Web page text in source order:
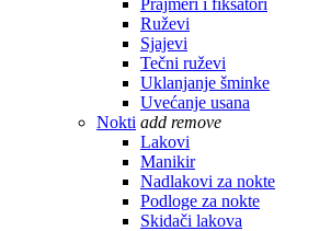
Prajmeri i fiksatori
Ruževi
Sjajevi
Tečni ruževi
Uklanjanje šminke
Uvećanje usana
Nokti add remove
Lakovi
Manikir
Nadlakovi za nokte
Podloge za nokte
Skidači lakova